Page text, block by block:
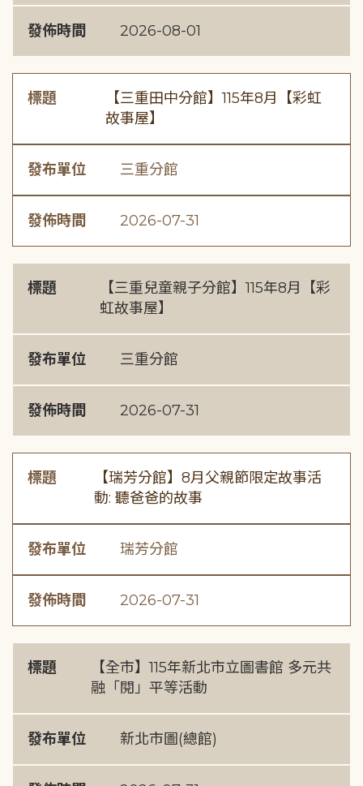
發佈時間 2026-08-01
標題
【三重田中分館】115年8月【彩虹
故事屋】
發布單位 三重分館
發佈時間 2026-07-31
標題
【三重兒童親子分館】115年8月【彩
虹故事屋】
發布單位 三重分館
發佈時間 2026-07-31
標題
【瑞芳分館】8月父親節限定故事活
動: 聽爸爸的故事
發布單位 瑞芳分館
發佈時間 2026-07-31
標題
【全市】115年新北市立圖書館 多元共
融「閱」平等活動
發布單位 新北市圖(總館)